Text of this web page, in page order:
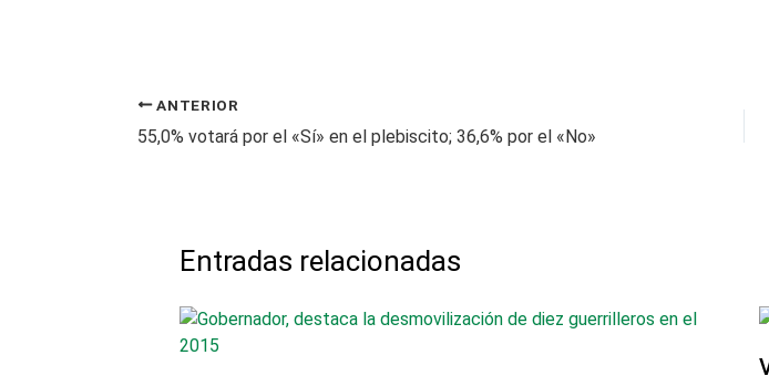
ANTERIOR
55,0% votará por el «Sí» en el plebiscito; 36,6% por el «No»
Entradas relacionadas